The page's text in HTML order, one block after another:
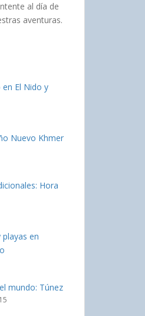
al día de
aventuras.
en El Nido y
Nuevo Khmer
Hora
en
mundo: Túnez